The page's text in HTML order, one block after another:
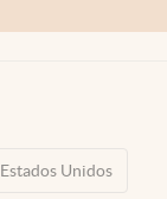
Estados Unidos